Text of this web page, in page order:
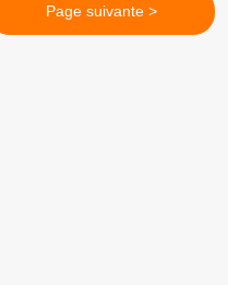
Page suivante >